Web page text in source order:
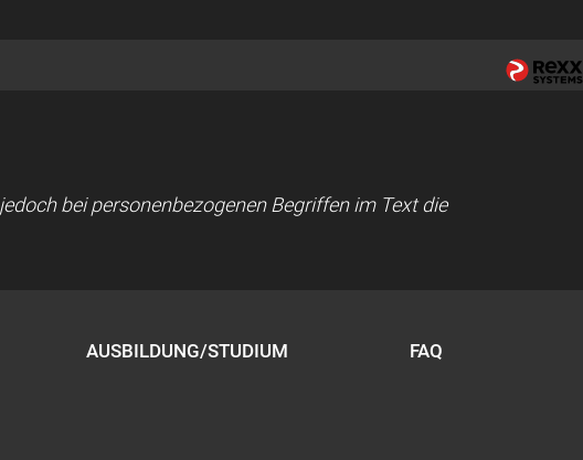
bei personenbezogenen Begriffen im Text die
AUSBILDUNG/STUDIUM FAQ